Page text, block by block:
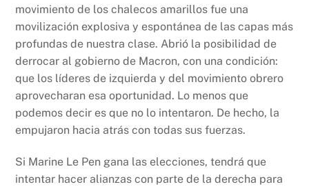
movimiento de los chalecos amarillos fue una
movilización explosiva y espontánea de las capas más
profundas de nuestra clase. Abrió la posibilidad de
derrocar al gobierno de Macron, con una condición:
que los líderes de izquierda y del movimiento obrero
aprovecharan esa oportunidad. Lo menos que
podemos decir es que no lo intentaron. De hecho, la
empujaron hacia atrás con todas sus fuerzas.
Si Marine Le Pen gana las elecciones, tendrá que
intentar hacer alianzas con parte de la derecha para